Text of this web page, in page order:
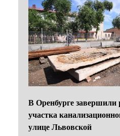
В Оренбурге завершили
участка
улице Львовской